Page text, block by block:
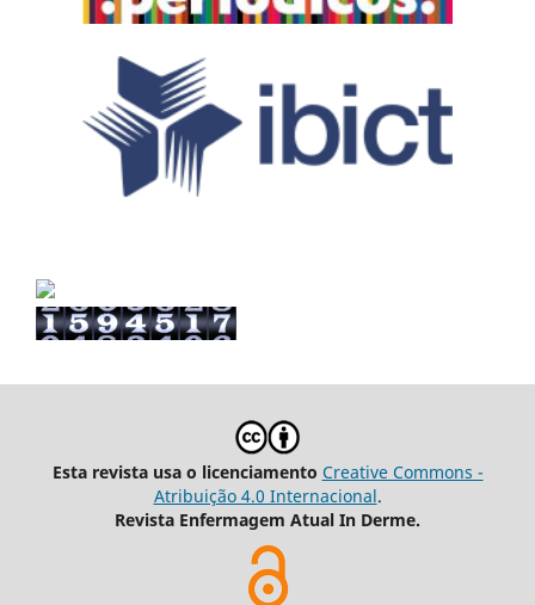
Esta revista usa o licenciamento Creative Commons -
Atribuição 4.0 Internacional.
Revista Enfermagem Atual In Derme.